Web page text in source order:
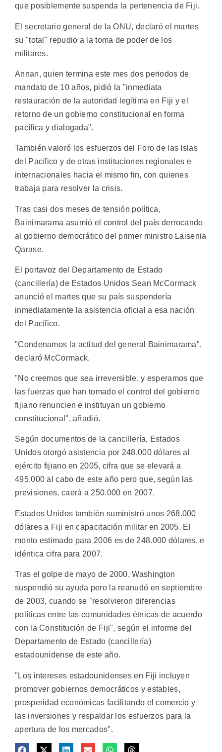
que posiblemente suspenda la pertenencia de Fiji.
El secretario general de la ONU, declaró el martes
su "total" repudio a la toma de poder de los
militares.
Annan, quien termina este mes dos periodos de
mandato de 10 años, pidió la "inmediata
restauración de la autoridad legítima en Fiji y el
retorno de un gobierno constitucional en forma
pacífica y dialogada".
También valoró los esfuerzos del Foro de las Islas
del Pacífico y de otras instituciones regionales e
internacionales hacia el mismo fin, con quienes
trabaja para resolver la crisis.
Tras casi dos meses de tensión política,
Bainimarama asumió el control del país derrocando
al gobierno democrático del primer ministro Laisenia
Qarase.
El portavoz del Departamento de Estado
(cancillería) de Estados Unidos Sean McCormack
anunció el martes que su país suspendería
inmediatamente la asistencia oficial a esa nación
del Pacífico.
"Condenamos la actitud del general Bainimarama",
declaró McCormack.
"No creemos que sea irreversible, y esperamos que
las fuerzas que han tomado el control del gobierno
fijiano renuncien e instituyan un gobierno
constitucional", añadió.
Según documentos de la cancillería, Estados
Unidos otorgó asistencia por 248.000 dólares al
ejército fijiano en 2005, cifra que se elevará a
495.000 al cabo de este año pero que, según las
previsiones, caerá a 250.000 en 2007.
Estados Unidos también suministró unos 268.000
dólares a Fiji en capacitación militar en 2005. El
monto estimado para 2006 es de 248.000 dólares, e
idéntica cifra para 2007.
Tras el golpe de mayo de 2000, Washington
suspendió su ayuda pero la reanudó en septiembre
de 2003, cuando se "resolvieron diferencias
políticas entre las comunidades étnicas de acuerdo
con la Constitución de Fiji", según el informe del
Departamento de Estado (cancillería)
estadounidense de este año.
"Los intereses estadounidenses en Fiji incluyen
promover gobiernos democráticos y estables,
prosperidad económicas facilitando el comercio y
las inversiones y respaldar los esfuerzos para la
apertura de los mercados".